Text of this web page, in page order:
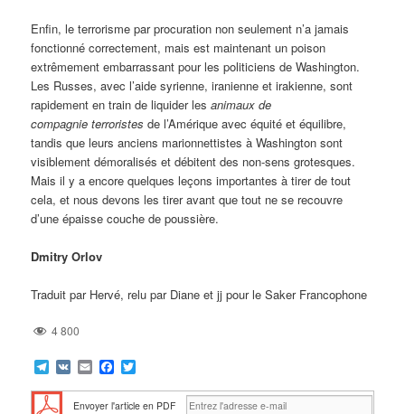
Enfin, le terrorisme par procuration non seulement n’a jamais
fonctionné correctement, mais est maintenant un poison
extrêmement embarrassant pour les politiciens de Washington.
Les Russes, avec l’aide syrienne, iranienne et irakienne, sont
rapidement en train de liquider lesanimaux de
compagnie terroristes de l’Amérique avec équité et équilibre,
tandis que leurs anciens marionnettistes à Washington sont
visiblement démoralisés et débitent des non-sens grotesques.
Mais il y a encore quelques leçons importantes à tirer de tout
cela, et nous devons les tirer avant que tout ne se recouvre
d’une épaisse couche de poussière.
Dmitry Orlov
Traduit par Hervé, relu par Diane et jj pour le Saker Francophone
4 800
Telegram
VK EmailFacebook
Envoyer l'article en PDF